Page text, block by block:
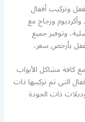
وتركيب أقفال
وزجاج مع
وتوفير جميع
بأرخص سعر،
كافة مشاكل الأبواب
التي تم تركيبها ذات
ذات الجودة